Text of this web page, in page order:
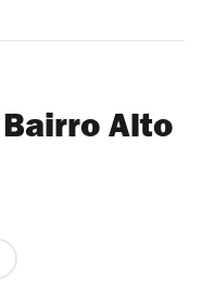
Alto